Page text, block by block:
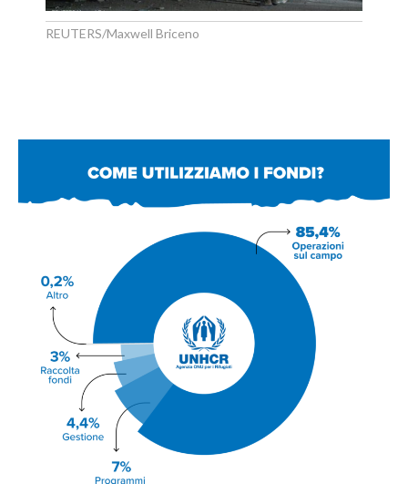
REUTERS/Maxwell Briceno